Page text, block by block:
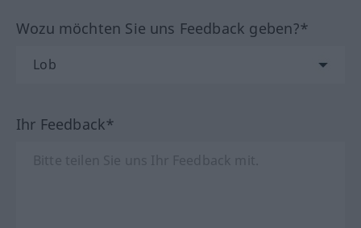
Wozu möchten Sie uns Feedback geben?*
Ihr Feedback*